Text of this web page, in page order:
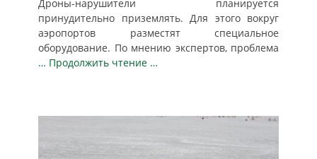
Дроны-нарушители планируется
принудительно приземлять. Для этого вокруг
аэропортов разместят специальное
оборудование. По мнению экспертов, проблема
… Продолжить чтение …